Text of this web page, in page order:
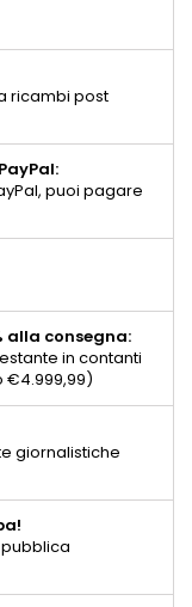
ricambi post
puoi pagare
alla consegna:
in contanti
€4.999,99)
giornalistiche